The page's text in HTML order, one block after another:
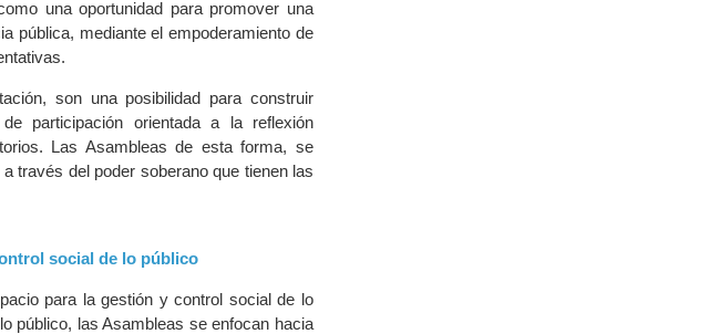
una oportunidad para promover una
pública, mediante el empoderamiento de
son una posibilidad para construir
participación orientada a la reflexión
Las Asambleas de esta forma, se
través del poder soberano que tienen las
social de lo público
para la gestión y control social de lo
público, las Asambleas se enfocan hacia